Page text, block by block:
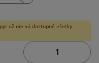
už nie sú dostupné všetky